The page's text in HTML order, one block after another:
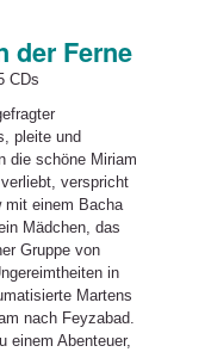
der Ferne
CDs
pleite und
die schöne Miriam
verspricht
mit einem Bacha
Mädchen, das
Gruppe von
in
Martens
nach Feyzabad.
einem Abenteuer,